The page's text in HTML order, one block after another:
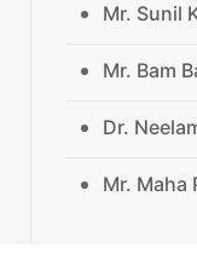
Mr. Sunil
Mr. Bam
Dr.
Mr. Maha